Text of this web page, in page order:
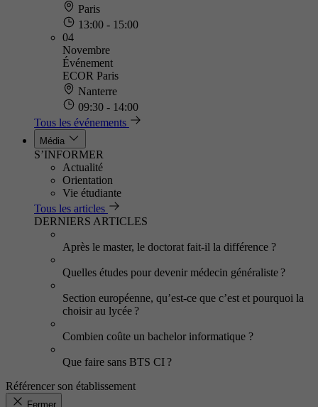
Paris
13:00 - 15:00
04
Novembre
Événement
ECOR Paris
Nanterre
09:30 - 14:00
Tous les événements
Média
S’INFORMER
Actualité
Orientation
Vie étudiante
Tous les articles
DERNIERS ARTICLES
Après le master, le doctorat fait-il la différence ?
Quelles études pour devenir médecin généraliste ?
Section européenne, qu’est-ce que c’est et pourquoi la
choisir au lycée ?
Combien coûte un bachelor informatique ?
Que faire sans BTS CI ?
Référencer son établissement
Fermer